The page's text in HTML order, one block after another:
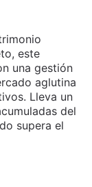
este
una gestión
aglutina
Lleva un
del
supera el